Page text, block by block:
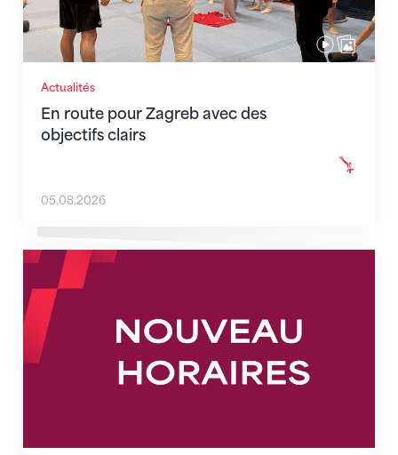
Actualités
En route pour Zagreb avec des
objectifs clairs
05.08.2026
Nouveaux horaires du secrétariat dès le 1er août